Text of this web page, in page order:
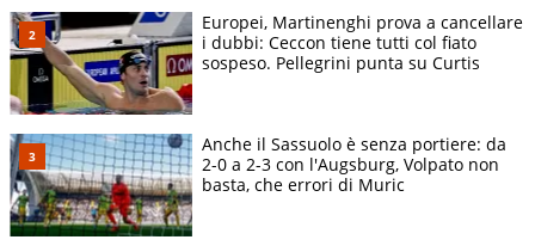
Europei, Martinenghi prova a cancellare
i dubbi: Ceccon tiene tutti col fiato
sospeso. Pellegrini punta su Curtis
Anche il Sassuolo è senza portiere: da
2-0 a 2-3 con l'Augsburg, Volpato non
basta, che errori di Muric